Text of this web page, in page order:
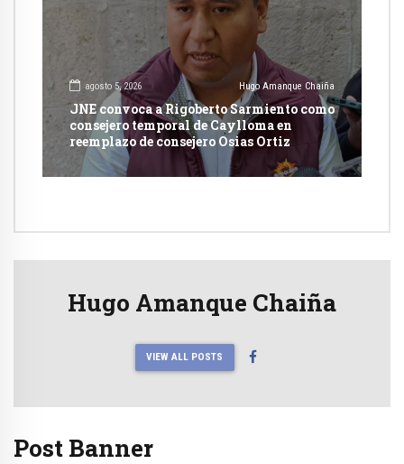
agosto 5, 2026 Hugo Amanque Chaiña
JNE convoca a Rigoberto Sarmiento como
consejero temporal de Caylloma en
reemplazo de consejero Osias Ortiz
Hugo Amanque Chaiña
VIEW ALL POSTS
Post Banner